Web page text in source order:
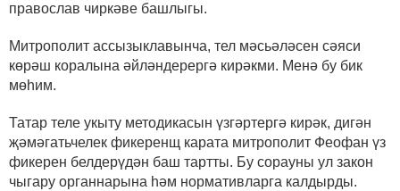
православ чиркәве башлыгы.
Митрополит ассызыклавынча, тел мәсьәләсен сәяси
көрәш коралына әйләндерергә кирәкми. Менә бу бик
мөһим.
Татар теле укыту методикасын үзгәртергә кирәк, дигән
җәмәгатьчелек фикеренщ карата митрополит Феофан үз
фикерен белдерүдән баш тартты. Бу сорауны ул закон
чыгару органнарына һәм нормативларга калдырды.